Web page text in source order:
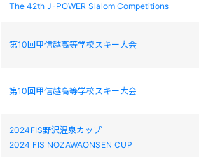
The 42th J-POWER Slalom Competitions
第10回甲信越高等学校スキー大会
第10回甲信越高等学校スキー大会
2024FIS野沢温泉カップ
2024 FIS NOZAWAONSEN CUP